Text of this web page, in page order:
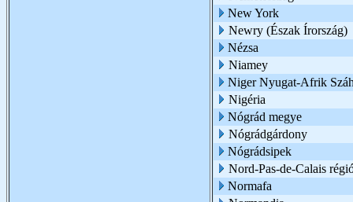
New York
Newry (Észak Írország)
Nézsa
Niamey
Niger Nyugat-Afrik
Nigéria
Nógrád megye
Nógrádgárdony
Nógrádsipek
Nord-Pas-de-Calais
Normafa